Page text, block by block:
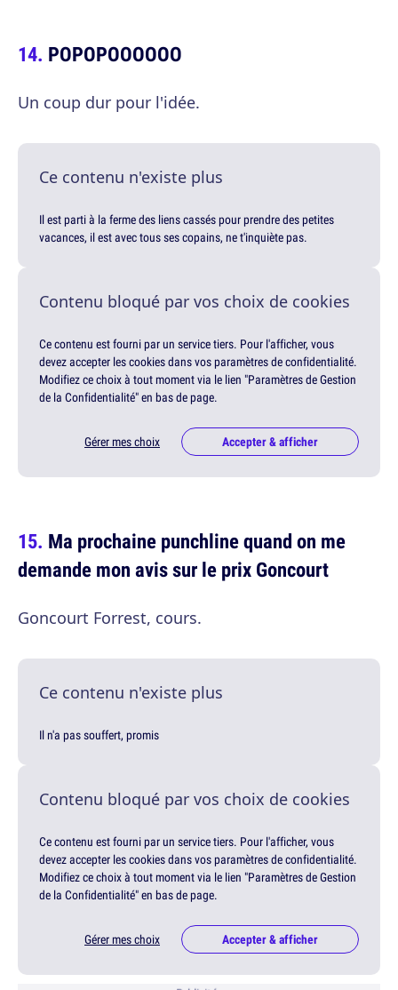
POPOPOOOOOO
Un coup dur pour l'idée.
Ce contenu n'existe plus
Il est parti à la ferme des liens cassés pour prendre des petites
vacances, il est avec tous ses copains, ne t'inquiète pas.
Contenu bloqué par vos choix de cookies
Ce contenu est fourni par un service tiers. Pour l'afficher, vous
devez accepter les cookies dans vos paramètres de confidentialité.
Modifiez ce choix à tout moment via le lien "Paramètres de Gestion
de la Confidentialité" en bas de page.
Gérer mes choix Accepter & afficher
Ma prochaine punchline quand on me
demande mon avis sur le prix Goncourt
Goncourt Forrest, cours.
Ce contenu n'existe plus
Il n'a pas souffert, promis
Contenu bloqué par vos choix de cookies
Ce contenu est fourni par un service tiers. Pour l'afficher, vous
devez accepter les cookies dans vos paramètres de confidentialité.
Modifiez ce choix à tout moment via le lien "Paramètres de Gestion
de la Confidentialité" en bas de page.
Gérer mes choix Accepter & afficher